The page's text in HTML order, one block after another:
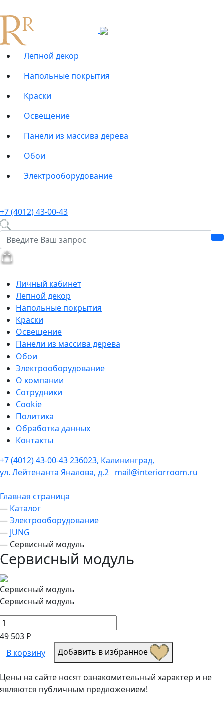
Лепной декор
Напольные покрытия
Краски
Освещение
Панели из массива дерева
Обои
Электрооборудование
+7 (4012) 43-00-43
Личный кабинет
Лепной декор
Напольные покрытия
Краски
Освещение
Панели из массива дерева
Обои
Электрооборудование
О компании
Сотрудники
Cookie
Политика
Обработка данных
Контакты
+7 (4012) 43-00-43236023, Калининград,
ул. Лейтенанта Яналова, д.2 mail@interiorroom.ru
Главная страница
— Каталог
—Электрооборудование
— JUNG
— Сервисный модуль
Сервисный модуль
Сервисный модуль
Сервисный модуль
49 503 Р
В корзину
Добавить в избранное
Цены на сайте носят ознакомительный характер и не
являются публичным предложением!